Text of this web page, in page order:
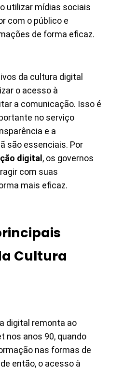
utilizar mídias sociais
com o público e
de forma eficaz.
da cultura digital
o acesso à
a comunicação. Isso é
no serviço
e a
são essenciais. Por
digital , os governos
com suas
mais eficaz.
Cultura
digital remonta ao
nos anos 90, quando
nas formas de
então, o acesso à